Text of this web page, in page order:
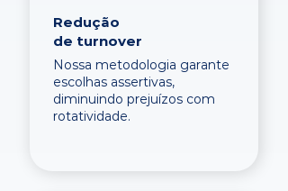
Redução
de turnover
Nossa metodologia garante
escolhas assertivas,
diminuindo prejuízos com
rotatividade.